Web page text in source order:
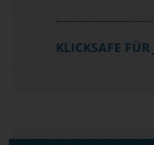
KLICKSAFE